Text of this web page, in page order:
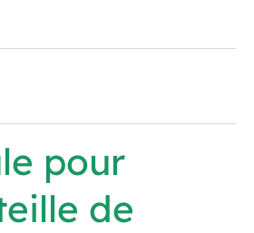
pour
de